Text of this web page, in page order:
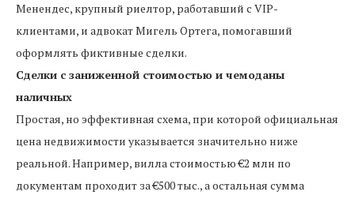
Менендес, крупный риелтор, работавший с VIP-
клиентами, и адвокат Мигель Ортега, помогавший
оформлять фиктивные сделки.
Сделки с заниженной стоимостью и чемоданы
наличных
Простая, но эффективная схема, при которой официальная
цена недвижимости указывается значительно ниже
реальной. Например, вилла стоимостью €2 млн по
документам проходит за €500 тыс., а остальная сумма